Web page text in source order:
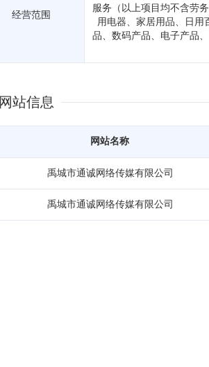
经营范围
服务（以上项目均不含劳
用电器、家居用品、日用
品、数码产品、电子产品
网站信息
网站名称
禹城市通诚网络传媒有限公司
禹城市通诚网络传媒有限公司